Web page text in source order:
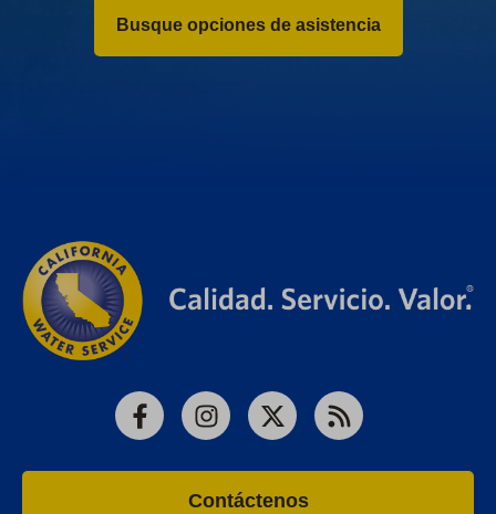
Busque opciones de asistencia
FacebookInstagram
X RSS
Contáctenos